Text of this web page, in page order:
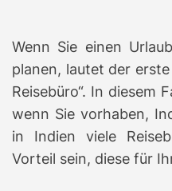
Wenn Sie einen
planen, lautet der
Reisebüro“. In diesem
wenn Sie vorhaben,
in Indien viele
Vorteil sein, diese für